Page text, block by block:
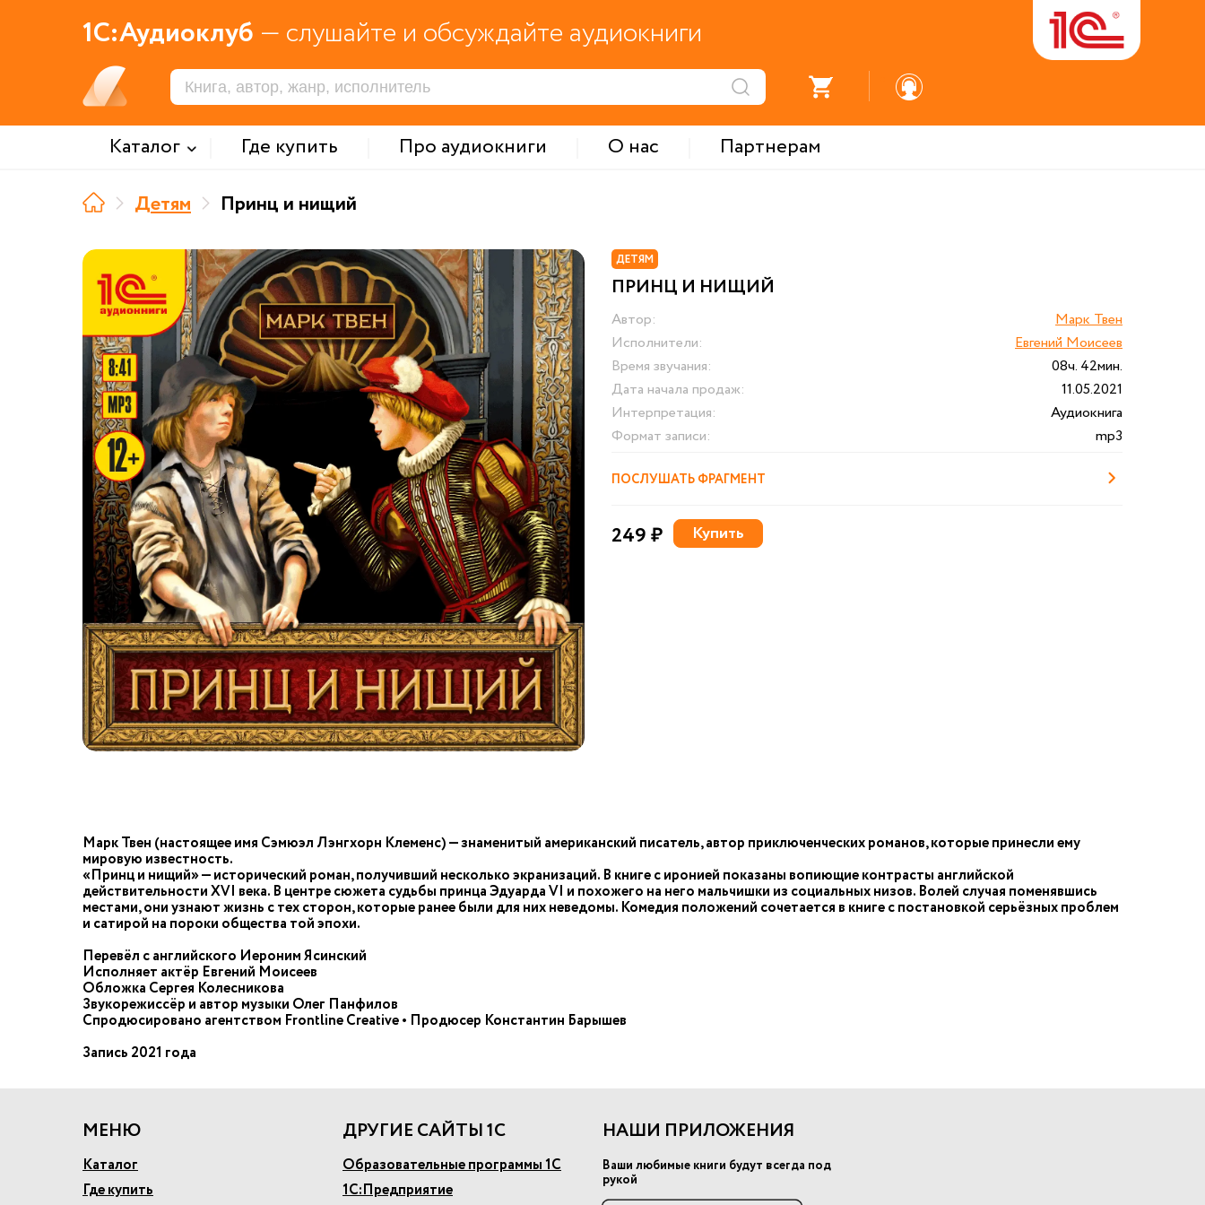
1С:Аудиоклуб — слушайте и обсуждайте аудиокниги
Каталог Где купить Про аудиокниги О нас
Партнерам
Детям
Принц и нищий
ДЕТЯМ
ПРИНЦ И НИЩИЙ
Автор:
Марк Твен
Исполнители:
Евгений Моисеев
Время звучания:
08ч. 42мин.
Дата начала продаж:
11.05.2021
Интерпретация:
Аудиокнига
Формат записи:
mp3
ПОСЛУШАТЬ ФРАГМЕНТ
249 ₽ Купить
Марк Твен (настоящее имя Сэмюэл Лэнгхорн Клеменс) — знаменитый американский писатель, автор приключенческих романов, которые принесли ему
мировую известность.
«Принц и нищий» — исторический роман, получивший несколько экранизаций. В книге с иронией показаны вопиющие контрасты английской
действительности XVI века. В центре сюжета судьбы принца Эдуарда VI и похожего на него мальчишки из социальных низов. Волей случая поменявшись
местами, они узнают жизнь с тех сторон, которые ранее были для них неведомы. Комедия положений сочетается в книге с постановкой серьёзных проблем
и сатирой на пороки общества той эпохи.
Перевёл с английского Иероним Ясинский
Исполняет актёр Евгений Моисеев
Обложка Сергея Колесникова
Звукорежиссёр и автор музыки Олег Панфилов
Спродюсировано агентством Frontline Creative • Продюсер Константин Барышев
Запись 2021 года
МЕНЮ
Каталог
Где купить
ДРУГИЕ САЙТЫ 1С
Образовательные программы 1С
1С:Предприятие
НАШИ ПРИЛОЖЕНИЯ
Ваши любимые книги будут всегда под
рукой